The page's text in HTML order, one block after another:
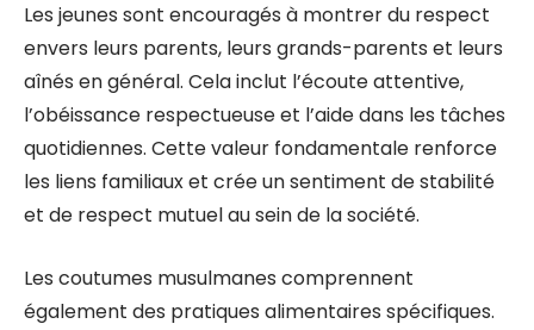
Les jeunes sont encouragés à montrer du respect
envers leurs parents, leurs grands-parents et leurs
aînés en général. Cela inclut l’écoute attentive,
l’obéissance respectueuse et l’aide dans les tâches
quotidiennes. Cette valeur fondamentale renforce
les liens familiaux et crée un sentiment de stabilité
et de respect mutuel au sein de la société.
Les coutumes musulmanes comprennent
également des pratiques alimentaires spécifiques.